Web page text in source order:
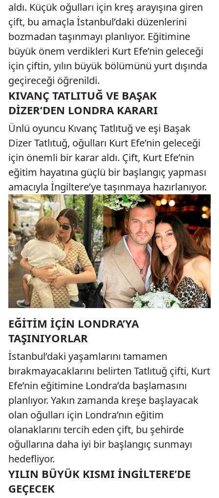
aldı. Küçük oğulları için kreş arayışına giren
çift, bu amaçla İstanbul’daki düzenlerini
bozmadan taşınmayı planlıyor. Eğitimine
büyük önem verdikleri Kurt Efe’nin geleceği
için çiftin, yılın büyük bölümünü yurt dışında
geçireceği öğrenildi.
KIVANÇ TATLITUĞ VE BAŞAK
DIZER’DEN LONDRA KARARI
Ünlü oyuncu Kıvanç Tatlıtuğ ve eşi Başak
Dizer Tatlıtuğ, oğulları Kurt Efe’nin geleceği
için önemli bir karar aldı. Çift, Kurt Efe’nin
eğitim hayatına güçlü bir başlangıç yapması
amacıyla İngiltere’ye taşınmaya hazırlanıyor.
EĞITIM İÇIN LONDRA’YA
TAŞINIYORLAR
İstanbul’daki yaşamlarını tamamen
bırakmayacaklarını belirten Tatlıtuğ çifti, Kurt
Efe’nin eğitimine Londra’da başlamasını
planlıyor. Yakın zamanda kreşe başlayacak
olan oğulları için Londra’nın eğitim
olanaklarını tercih eden çift, bu şehirde
oğullarına daha iyi bir başlangıç sunmayı
hedefliyor.
YILIN BÜYÜK KISMI İNGILTERE’DE
GEÇECEK